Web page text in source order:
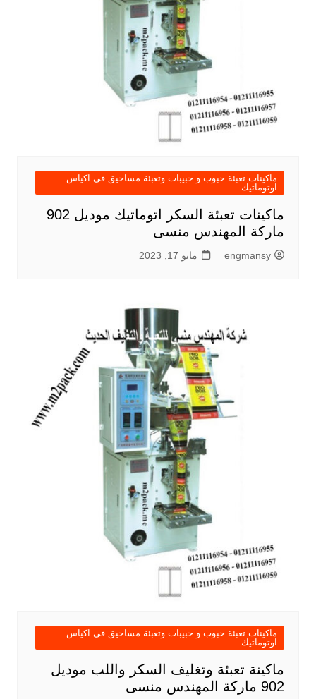
ماكينات تعبئة حبوب و حبيبات وتعبئة مساحيق في اكياس
اوتوماتيك
ماكينات تعبئة السكر اتوماتيك موديل 902
ماركة المهندس منسى
engmansy مايو 17, 2023
ماكينات تعبئة حبوب و حبيبات وتعبئة مساحيق في اكياس
اوتوماتيك
ماكينة تعبئة وتغليف السكر واللب موديل
902 ماركة المهندس منسى